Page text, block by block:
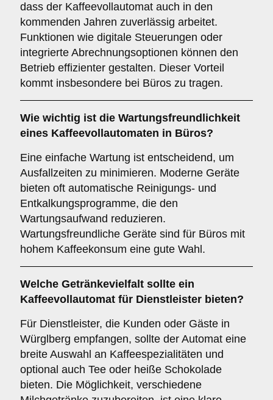
dass der Kaffeevollautomat auch in den
kommenden Jahren zuverlässig arbeitet.
Funktionen wie digitale Steuerungen oder
integrierte Abrechnungsoptionen können den
Betrieb effizienter gestalten. Dieser Vorteil
kommt insbesondere bei Büros zu tragen.
Wie wichtig ist die Wartungsfreundlichkeit
eines Kaffeevollautomaten in Büros?
Eine einfache Wartung ist entscheidend, um
Ausfallzeiten zu minimieren. Moderne Geräte
bieten oft automatische Reinigungs- und
Entkalkungsprogramme, die den
Wartungsaufwand reduzieren.
Wartungsfreundliche Geräte sind für Büros mit
hohem Kaffeekonsum eine gute Wahl.
Welche Getränkevielfalt sollte ein
Kaffeevollautomat für Dienstleister bieten?
Für Dienstleister, die Kunden oder Gäste in
Würglberg empfangen, sollte der Automat eine
breite Auswahl an Kaffeespezialitäten und
optional auch Tee oder heiße Schokolade
bieten. Die Möglichkeit, verschiedene